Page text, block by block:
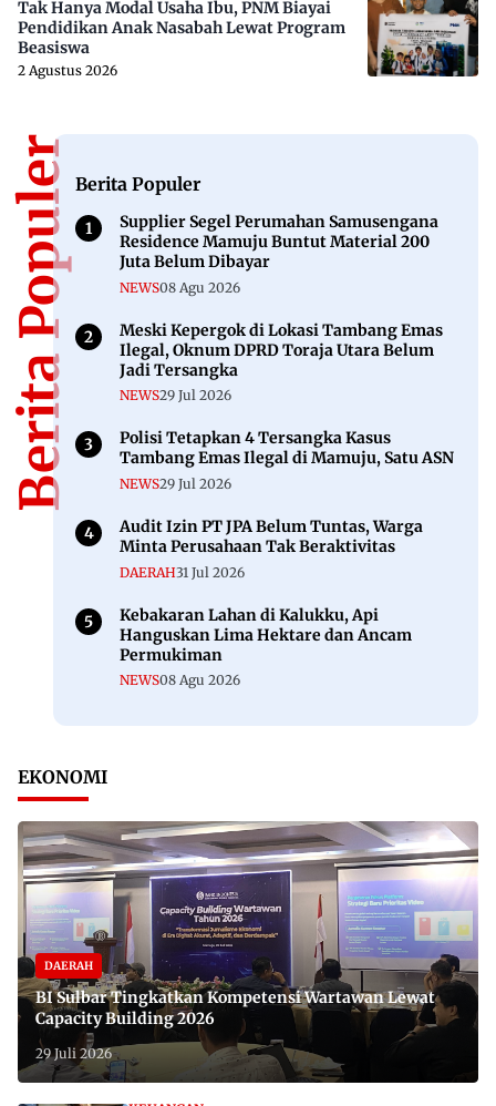
Tak Hanya Modal Usaha Ibu, PNM Biayai
Pendidikan Anak Nasabah Lewat Program
Beasiswa
2 Agustus 2026
Berita PopulerBerita Populer
Supplier Segel Perumahan Samusengana
Residence Mamuju Buntut Material 200
Juta Belum Dibayar
NEWS08 Agu 2026
Meski Kepergok di Lokasi Tambang Emas
Ilegal, Oknum DPRD Toraja Utara Belum
Jadi Tersangka
NEWS29 Jul 2026
Polisi Tetapkan 4 Tersangka Kasus
Tambang Emas Ilegal di Mamuju, Satu ASN
NEWS29 Jul 2026
Audit Izin PT JPA Belum Tuntas, Warga
Minta Perusahaan Tak Beraktivitas
DAERAH31 Jul 2026
Kebakaran Lahan di Kalukku, Api
Hanguskan Lima Hektare dan Ancam
Permukiman
NEWS08 Agu 2026
EKONOMI
DAERAH
BI Sulbar Tingkatkan Kompetensi Wartawan Lewat
Capacity Building 2026
29 Juli 2026